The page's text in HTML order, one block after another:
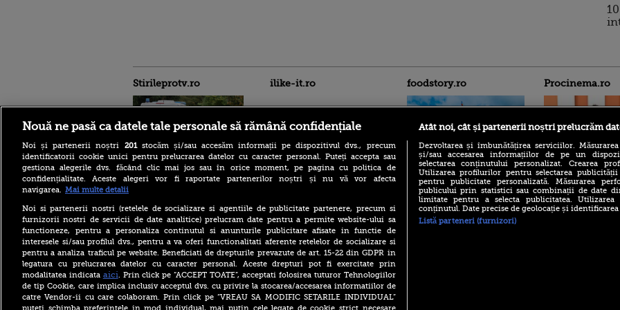
Stirileprotv.ro
Reacția MAE după ce o
româncă a fost arestată în
Alerta West Nile: două
persoane au murit, iar
numărul cazurilor a ajuns la
10. Măsurile de protecție
împotriva țânțarilor
Ce le-a spus Donald Trump
donatorilor despre
succesorul său pentru
alegerile din 2028. Pe cine a
ilike-it.ro foodstory.ro
(P) Descoperă Lumea
Evenimentelor din România
cu Transilvania Events!
(P) Raku, gaming intens și o
pauză binemeritată cu...
Procinema.ro
Emoții intense
Sebastian Stan!
Annabelle, l-a
Nouă ne pasă ca datele tale personale să rămână confidențiale
Noi și partenerii noștri 201stocăm și/sau accesăm informații pe dispozitivul dvs., precum
identificatorii cookie unici pentru prelucrarea datelor cu caracter personal. Puteți accepta sau
gestiona alegerile dvs. făcând clic mai jos sau în orice moment, pe pagina cu politica de
confidențialitate. Aceste alegeri vor fi raportate partenerilor noștri și nu vă vor afecta
navigarea. Mai multe detalii
Noi si partenerii nostri (retelele de socializare si agentiile de publicitate partenere, precum si
furnizorii nostri de servicii de date analitice) prelucram date pentru a permite website-ului sa
functioneze, pentru a personaliza continutul si anunturile publicitare afisate in functie de
interesele si/sau profilul dvs., pentru a va oferi functionalitati aferente retelelor de socializare si
pentru a analiza traficul pe website. Beneficiati de drepturile prevazute de art. 15-22 din GDPR in
legatura cu prelucrarea datelor cu caracter personal. Aceste drepturi pot fi exercitate prin
modalitatea indicata aici. Prin click pe “ACCEPT TOATE”, acceptati folosirea tuturor Tehnologiilor
de tip Cookie, care implica inclusiv acceptul dvs. cu privire la stocarea/accesarea informatiilor de
catre Vendor-ii cu care colaboram. Prin click pe “VREAU SA MODIFIC SETARILE INDIVIDUAL”
Atât noi, cât și partenerii noștri prelucrăm
Dezvoltarea și îmbunătățirea serviciilor.
și/sau accesarea informațiilor de pe un
selectarea conținutului personalizat. Crearea
Utilizarea profilurilor pentru selectarea
pentru publicitate personalizată. Măsurarea
publicului prin statistici sau combinații de date
limitate pentru a selecta publicitatea.
conținutul. Date precise de geolocație și
Listă parteneri (furnizori)